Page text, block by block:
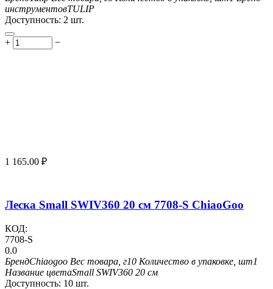
инструментовTULIP
Доступность: 2 шт.
+ −
1 165.00 ₽
Леска Small SWIV360 20 см 7708-S ChiaoGoo
КОД:
7708-S
0.0
БрендChiaogoo Вес товара, г10 Количество в упаковке, шт1
Название цветаSmall SWIV360 20 см
Доступность: 10 шт.